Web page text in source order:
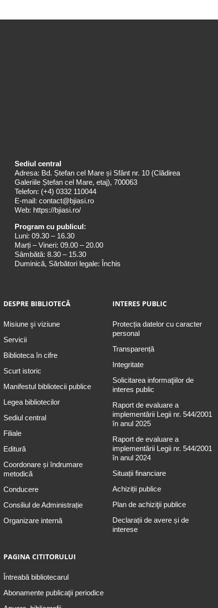
Sediul central
Adresa: Bd. Ștefan cel Mare și Sfânt nr. 10 (Clădirea
Galeriile Ștefan cel Mare, etaj), 700063
Telefon: (+4) 0332 110044
E-mail: contact@bjiasi.ro
Web: https://bjiasi.ro/
Program cu publicul:
Luni: 09.30 – 16.30
Marți – Vineri: 09.00 – 20.00
Sâmbătă: 8.30 – 15.30
Duminică, Sărbători legale: Închis
DESPRE BIBLIOTECĂ
Misiune şi viziune
Servicii
Biblioteca în cifre
Scurt istoric
Manifestul bibliotecii publice
Legea bibliotecilor
Sediul central
Filiale
Editură
Coordonare și îndrumare
metodică
Conducere
Consiliul de Administrație
Organizare internă
INTERES PUBLIC
Protecția datelor cu caracter
personal
Transparență
Integritate
Solicitarea informaţiilor de
interes public
Raport de evaluare a
implementării Legii nr. 544/2001
în anul 2025
Raport de evaluare a
implementării Legii nr. 544/2001
în anul 2024
Situații financiare
Achiziții publice
Plan de achiziţii publice
Declarații de avere și de
interese
PAGINA CITITORULUI
Întreabă bibliotecarul
Abonamente publicaţii periodice